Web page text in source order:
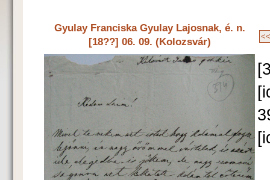
Gyulay Franciska Gyulay Lajosnak, é. n.
[18??] 06. 09. (Kolozsvár)